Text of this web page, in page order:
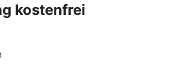
kostenfrei